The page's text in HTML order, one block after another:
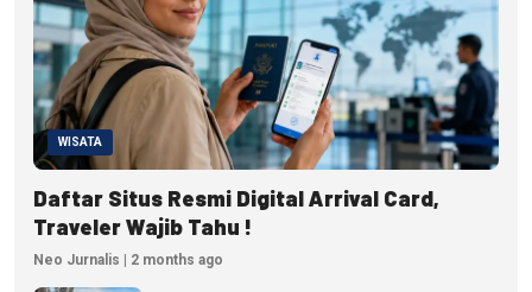
WISATA
Daftar Situs Resmi Digital Arrival Card,
Traveler Wajib Tahu !
Neo Jurnalis | 2 months ago